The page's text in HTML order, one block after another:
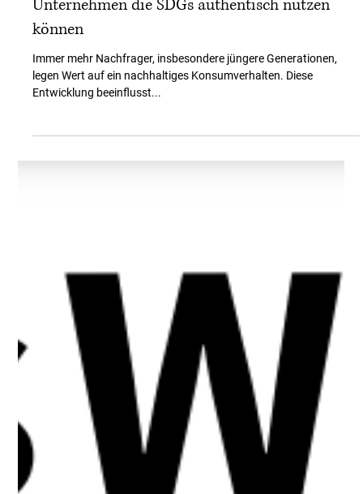
13. März 2025
2 Min. Lesezeit
Nachhaltige Markenkommunikation: Wie
Unternehmen die SDGs authentisch nutzen
können
legen Wert auf ein nachhaltiges Konsumverhalten. Diese